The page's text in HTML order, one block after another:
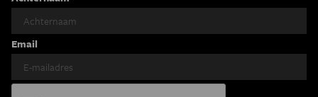
Email